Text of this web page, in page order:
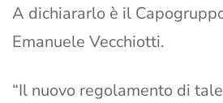
A dichiararlo è il
Emanuele Vecchiotti.
“Il nuovo regolamento di